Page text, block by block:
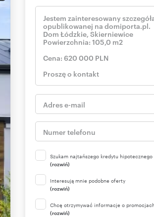
Szukam najtańszego kredytu hipotecznego
(rozwiń)
Interesują mnie podobne oferty
(rozwiń)
Chcę otrzymywać informacje o
(rozwiń)